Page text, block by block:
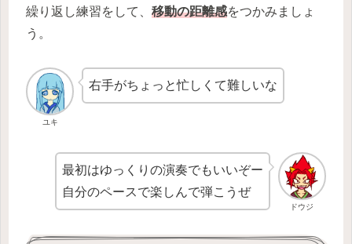
繰り返し練習をして、 移動の距離感をつかみましょ
う。
ユキ
右手がちょっと忙しくて難しいな
ドウジ
最初はゆっくりの演奏でもいいぞー
自分のペースで楽しんで弾こうぜ